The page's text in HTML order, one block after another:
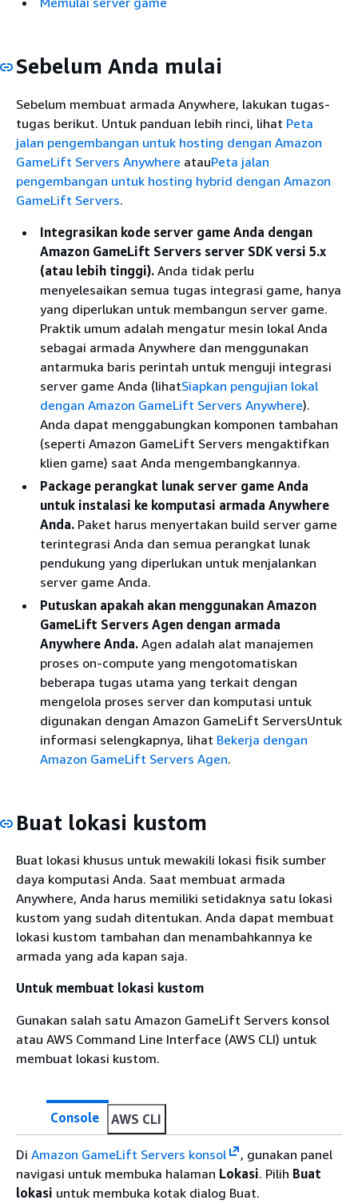
Sebelum Anda mulai
Sebelum membuat armada Anywhere, lakukan tugas-
tugas berikut. Untuk panduan lebih rinci, lihat Peta
jalan pengembangan untuk hosting dengan Amazon
GameLift Servers Anywhere atauPeta jalan
pengembangan untuk hosting hybrid dengan Amazon
GameLift Servers.
Integrasikan kode server game Anda dengan
Amazon GameLift Servers server SDK versi 5.x
(atau lebih tinggi). Anda tidak perlu
menyelesaikan semua tugas integrasi game, hanya
yang diperlukan untuk membangun server game.
Praktik umum adalah mengatur mesin lokal Anda
sebagai armada Anywhere dan menggunakan
antarmuka baris perintah untuk menguji integrasi
server game Anda (lihatSiapkan pengujian lokal
dengan Amazon GameLift Servers Anywhere).
Anda dapat menggabungkan komponen tambahan
(seperti Amazon GameLift Servers mengaktifkan
klien game) saat Anda mengembangkannya.
Package perangkat lunak server game Anda
untuk instalasi ke komputasi armada Anywhere
Anda. Paket harus menyertakan build server game
terintegrasi Anda dan semua perangkat lunak
pendukung yang diperlukan untuk menjalankan
server game Anda.
Putuskan apakah akan menggunakan Amazon
GameLift Servers Agen dengan armada
Anywhere Anda. Agen adalah alat manajemen
proses on-compute yang mengotomatiskan
beberapa tugas utama yang terkait dengan
mengelola proses server dan komputasi untuk
digunakan dengan Amazon GameLift ServersUntuk
informasi selengkapnya, lihat Bekerja dengan
Amazon GameLift Servers Agen.
Buat lokasi kustom
Buat lokasi khusus untuk mewakili lokasi fisik sumber
daya komputasi Anda. Saat membuat armada
Anywhere, Anda harus memiliki setidaknya satu lokasi
kustom yang sudah ditentukan. Anda dapat membuat
lokasi kustom tambahan dan menambahkannya ke
armada yang ada kapan saja.
Untuk membuat lokasi kustom
Gunakan salah satu Amazon GameLift Servers konsol
atau AWS Command Line Interface (AWS CLI) untuk
membuat lokasi kustom.
Console AWS CLI
Di Amazon GameLift Servers konsol
, gunakan panel
navigasi untuk membuka halaman Lokasi. Pilih Buat
lokasi untuk membuka kotak dialog Buat.